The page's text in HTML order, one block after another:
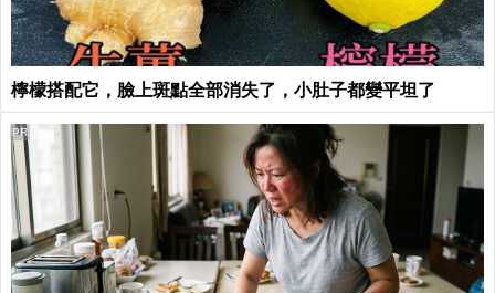
檸檬搭配它，臉上斑點全部消失了，小肚子都變平坦了
PR